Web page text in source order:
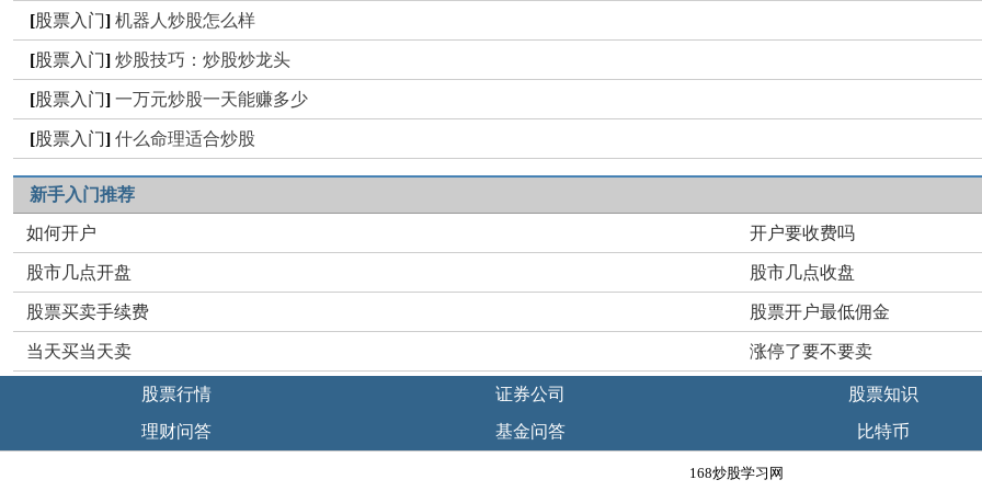
[股票入门] 机器人炒股怎么样
[股票入门] 炒股技巧：炒股炒龙头
[股票入门] 一万元炒股一天能赚多少
[股票入门] 什么命理适合炒股
新手入门推荐
如何开户 开户要收费吗
股市几点开盘 股市几点收盘
股票买卖手续费 股票开户最低佣金
当天买当天卖 涨停了要不要卖
股票行情 证券公司 股票知识
理财问答
基金问答 比特币
168炒股学习网